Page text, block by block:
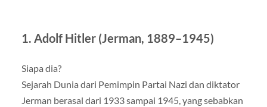
1. Adolf Hitler (Jerman, 1889–1945)
Siapa dia?
Sejarah Dunia dari Pemimpin Partai Nazi dan diktator
Jerman berasal dari 1933 sampai 1945, yang sebabkan